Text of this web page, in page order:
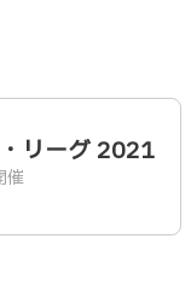
リーグ 2021
催